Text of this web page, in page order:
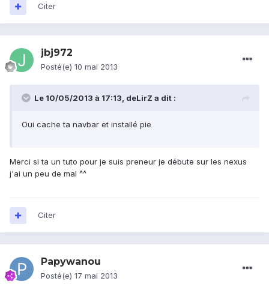
Citer
jbj972
Posté(e) 10 mai 2013
Le 10/05/2013 à 17:13, deLirZ a dit :
Oui cache ta navbar et installé pie
Merci si ta un tuto pour je suis preneur je débute sur les nexus
j'ai un peu de mal ^^
Citer
Papywanou
Posté(e) 17 mai 2013